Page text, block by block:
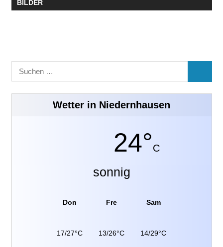
BILDER
Suchen
nach:
Wetter in Niedernhausen
24°C
sonnig
Don
17/27°C
Fre
13/26°C
Sam
14/29°C